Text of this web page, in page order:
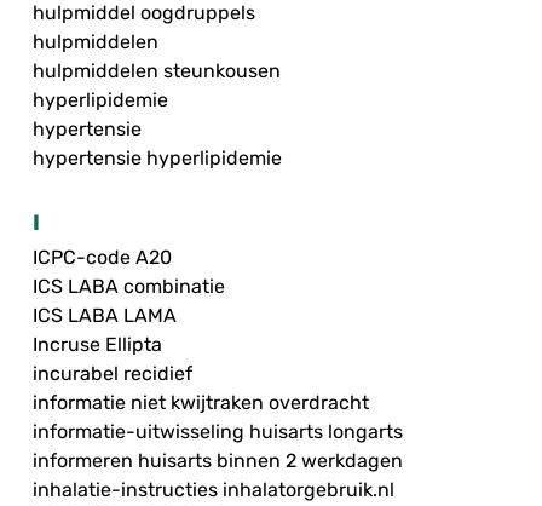
hulpmiddel oogdruppels
hulpmiddelen
hulpmiddelen steunkousen
hyperlipidemie
hypertensie
hypertensie hyperlipidemie
I
ICPC-code A20
ICS LABA combinatie
ICS LABA LAMA
Incruse Ellipta
incurabel recidief
informatie niet kwijtraken overdracht
informatie-uitwisseling huisarts longarts
informeren huisarts binnen 2 werkdagen
inhalatie-instructies inhalatorgebruik.nl